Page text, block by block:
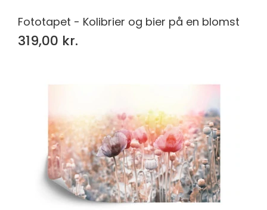
Fototapet - Kolibrier og bier på en blomst
319,00 kr.